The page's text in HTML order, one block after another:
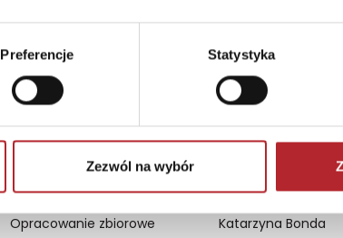
Preferencje Statystyka
Zezwól na wybór
Plecak młodzieżowy Coolpack Jerry Daisy Black Religia Poznaję Jezusa podręcznik dla klasy 3 szkoły podstawowej
Opracowanie zbiorowe
Łowca saren.
Katarzyna Bonda